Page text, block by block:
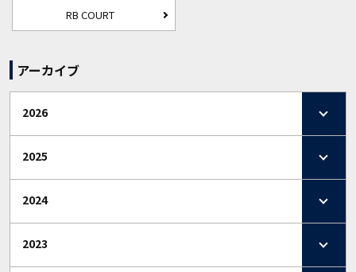
RB COURT
アーカイブ
2026
2025
2024
2023